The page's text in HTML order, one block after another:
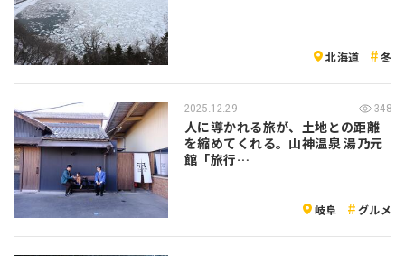
北海道 冬
2025.12.29 348
人に導かれる旅が、土地との距離
を縮めてくれる。山神温泉 湯乃元
館「旅行…
岐阜 グルメ